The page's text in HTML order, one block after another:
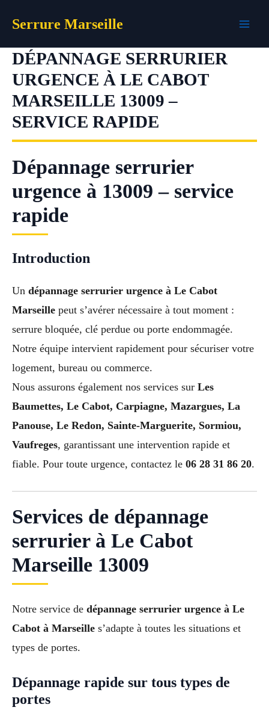
Serrure Marseille
DÉPANNAGE SERRURIER
URGENCE À LE CABOT
MARSEILLE 13009 –
SERVICE RAPIDE
Dépannage serrurier
urgence à 13009 – service
rapide
Introduction
Un dépannage serrurier urgence à Le Cabot
Marseille peut s’avérer nécessaire à tout moment :
serrure bloquée, clé perdue ou porte endommagée.
Notre équipe intervient rapidement pour sécuriser votre
logement, bureau ou commerce.
Nous assurons également nos services sur Les
Baumettes, Le Cabot, Carpiagne, Mazargues, La
Panouse, Le Redon, Sainte-Marguerite, Sormiou,
Vaufreges, garantissant une intervention rapide et
fiable. Pour toute urgence, contactez le 06 28 31 86 20.
Services de dépannage
serrurier à Le Cabot
Marseille 13009
Notre service de dépannage serrurier urgence à Le
Cabot à Marseille s’adapte à toutes les situations et
types de portes.
Dépannage rapide sur tous types de
portes